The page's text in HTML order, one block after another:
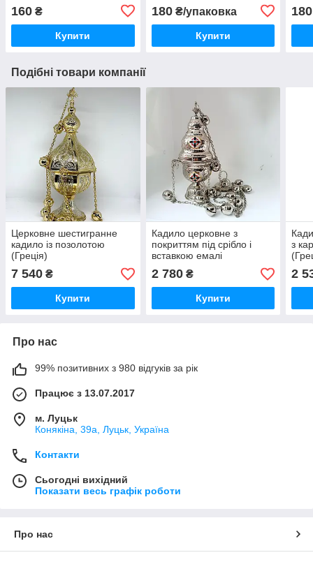
160 ₴
Купити
(Греція)
180₴/упаковка
Купити
180
Подібні товари компанії
Церковне шестигранне
кадило із позолотою
(Греція)
7 540 ₴
Купити
Кадило церковне з
покриттям під срібло і
вставкою емалі
2 780₴
Купити
з
2
Про нас
99% позитивних з 980 відгуків за рік
Працює з 13.07.2017
м. Луцьк
Конякіна, 39а, Луцьк, Україна
Контакти
Сьогодні вихідний
Показати весь графік роботи
Про нас